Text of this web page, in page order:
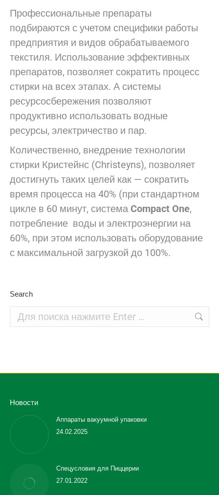
Профессиональные препараты
подбираются с учетом специфики работы
предприятия и видов обрабатываемого
текстиля. Использование эффективных
препаратов, позволяет сократить процесс
стирки на всех этапах. А системы
ресурсосбережения позволяют
продуктивно использовать водные
ресурсы, электричество и пар.
Количественно, внедрение технологии
стирки Кристейнс (Christeyns), позволяет
достигнуть таких целей как — сократить
время процесса на 40% (при стандартном
цикле в 60 минут, система Compact One,
потребление воды и электроэнергии на
60%, при этом использовать оборудование
с максимальной загрузкой до 100%.
Search
Новости
Аппараты вакуумной упаковки
24.02.2025
Спецусловия для Пиццерии
27.01.2022